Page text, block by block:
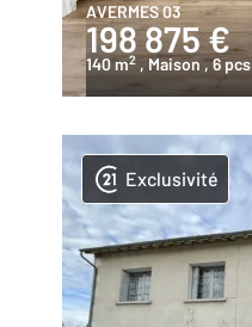
AVERMES 03
198 875 €
140 m2 , Maison , 6 pcs
Exclusivité